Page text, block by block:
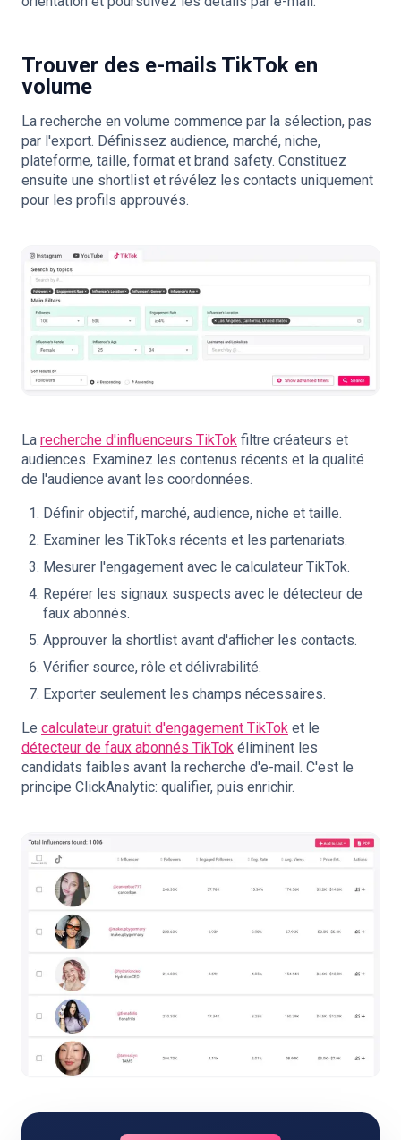
Trouver des e-mails TikTok en
volume
La recherche en volume commence par la sélection, pas
par l'export. Définissez audience, marché, niche,
plateforme, taille, format et brand safety. Constituez
ensuite une shortlist et révélez les contacts uniquement
pour les profils approuvés.
La recherche d'influenceurs TikTok filtre créateurs et
audiences. Examinez les contenus récents et la qualité
de l'audience avant les coordonnées.
Définir objectif, marché, audience, niche et taille.
Examiner les TikToks récents et les partenariats.
Mesurer l'engagement avec le calculateur TikTok.
Repérer les signaux suspects avec le détecteur de
faux abonnés.
Approuver la shortlist avant d'afficher les contacts.
Vérifier source, rôle et délivrabilité.
Exporter seulement les champs nécessaires.
Le calculateur gratuit d'engagement TikTok et le
détecteur de faux abonnés TikTok éliminent les
candidats faibles avant la recherche d'e-mail. C'est le
principe ClickAnalytic: qualifier, puis enrichir.